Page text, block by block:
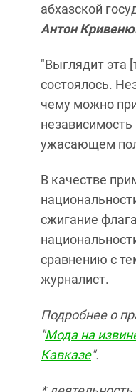
абхазской
Антон
"Выглядит эта
состоялось.
чему можно
ужасающем
В качестве
сжигание
сравнению с
журналист.
Подробнее о
"Мода на
Кавказе".